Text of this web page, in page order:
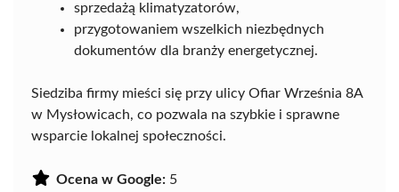
sprzedażą klimatyzatorów,
przygotowaniem wszelkich niezbędnych
dokumentów dla branży energetycznej.
Siedziba firmy mieści się przy ulicy Ofiar Września 8A
w Mysłowicach, co pozwala na szybkie i sprawne
wsparcie lokalnej społeczności.
Ocena w Google: 5